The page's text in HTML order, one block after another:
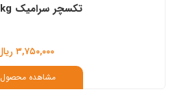
تکسچر سرامیک 1kg وستا
۳,۷۵۰,۰۰۰ ریال
مشاهده محصول